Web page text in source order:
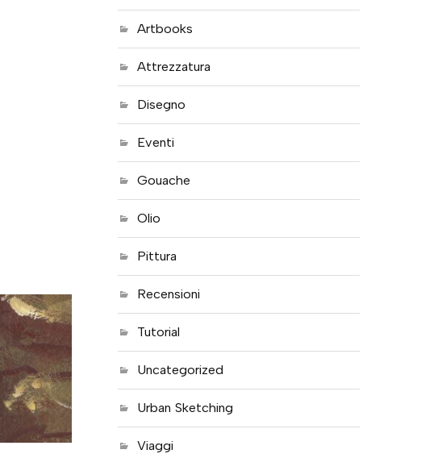
Artbooks
Attrezzatura
Disegno
Eventi
Gouache
Olio
Pittura
Recensioni
Tutorial
Uncategorized
Urban Sketching
Viaggi